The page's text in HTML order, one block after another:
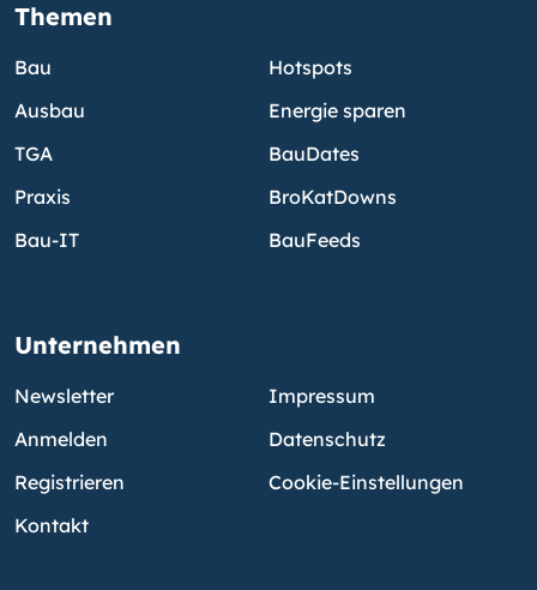
Themen
Bau
Ausbau
TGA
Praxis
Bau-IT
Hotspots
Energie sparen
BauDates
BroKatDowns
BauFeeds
Unternehmen
Newsletter
Anmelden
Registrieren
Kontakt
Impressum
Datenschutz
Cookie-Einstellungen